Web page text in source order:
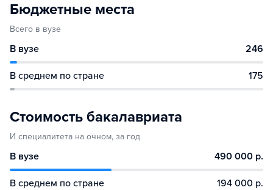
Бюджетные места
Всего в вузе
В вузе 246
В среднем по стране 175
Стоимость бакалавриата
И специалитета на очном, за год
В вузе 490 000 р.
В среднем по стране 194 000 р.